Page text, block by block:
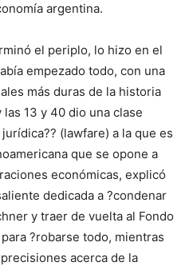
argentina.
el periplo, lo hizo en el
empezado todo, con una
más duras de la historia
13 y 40 dio una clase
(lawfare) a la que es
que se opone a
económicas, explicó
dedicada a ?condenar
y traer de vuelta al Fondo
?robarse todo, mientras
acerca de la